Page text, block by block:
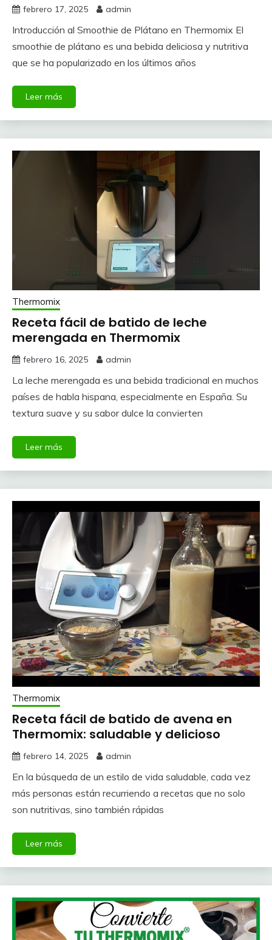
febrero 17, 2025 admin
Introducción al Smoothie de Plátano en Thermomix El
smoothie de plátano es una bebida deliciosa y nutritiva
que se ha popularizado en los últimos años
Leer más
Thermomix
Receta fácil de batido de leche
merengada en Thermomix
febrero 16, 2025 admin
La leche merengada es una bebida tradicional en muchos
países de habla hispana, especialmente en España. Su
textura suave y su sabor dulce la convierten
Leer más
Thermomix
Receta fácil de batido de avena en
Thermomix: saludable y delicioso
febrero 14, 2025 admin
En la búsqueda de un estilo de vida saludable, cada vez
más personas están recurriendo a recetas que no solo
son nutritivas, sino también rápidas
Leer más